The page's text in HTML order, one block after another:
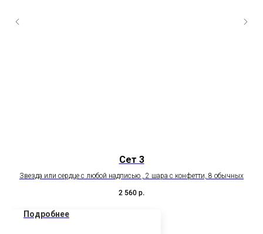
Сет 3
Звезда или сердце с любой надписью , 2 шара с конфетти, 8 обычных
2 560 р.
Подробнее